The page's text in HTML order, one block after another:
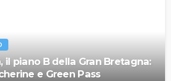
il piano B della Gran Bretagna:
e Green Pass